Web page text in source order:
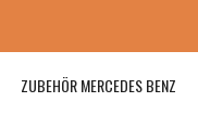
ZUBEHÖR MERCEDES BENZ